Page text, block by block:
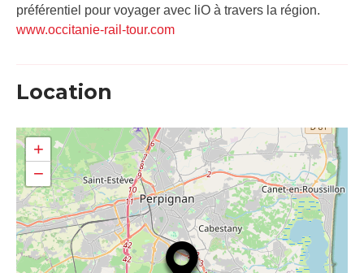
préférentiel pour voyager avec liO à travers la région.
www.occitanie-rail-tour.com
Location
+
−